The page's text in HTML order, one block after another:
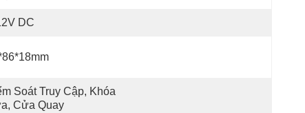
DC
Soát Truy Cập, Khóa
Cửa Quay